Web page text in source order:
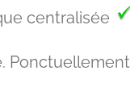
centralisée